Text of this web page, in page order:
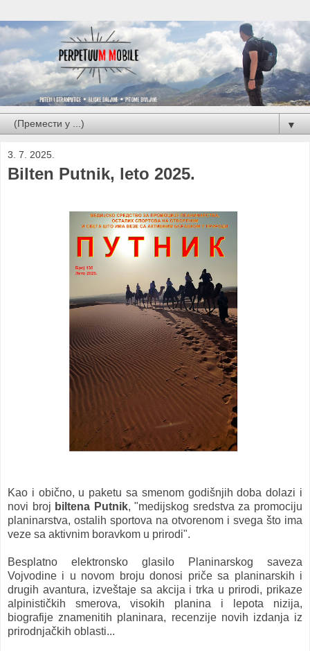
▼
3. 7. 2025.
Bilten Putnik, leto 2025.
Kao i obično, u paketu sa smenom godišnjih doba dolazi i
novi broj biltena Putnik, "medijskog sredstva za promociju
planinarstva, ostalih sportova na otvorenom i svega što ima
veze sa aktivnim boravkom u prirodi".
Besplatno elektronsko glasilo Planinarskog saveza
Vojvodine i u novom broju donosi priče sa planinarskih i
drugih avantura, izveštaje sa akcija i trka u prirodi, prikaze
alpinističkih smerova, visokih planina i lepota nizija,
biografije znamenitih planinara, recenzije novih izdanja iz
prirodnjačkih oblasti...